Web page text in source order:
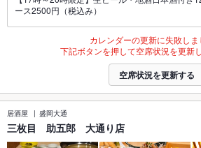
ース2500円（税込み）
カレンダーの更新に失敗しま
下記ボタンを押して空席状況を更新
空席状況を更新する
居酒屋 盛岡大通
三枚目 助五郎 大通り店